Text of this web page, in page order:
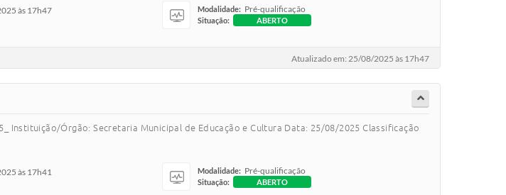
às 17h47 Modalidade: Pré-qualificação
Situação: ABERTO
Atualizado em: 25/08/2025 às 17h47
Instituição/Órgão: Secretaria Municipal de Educação e Cultura Data: 25/08/2025 Classificação
às 17h41 Modalidade: Pré-qualificação
Situação: ABERTO